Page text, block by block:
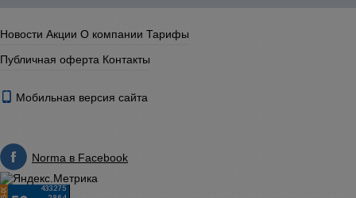
Новости Акции О компании Тарифы
Публичная оферта Контакты
Мобильная версия сайта
Norma в Facebook